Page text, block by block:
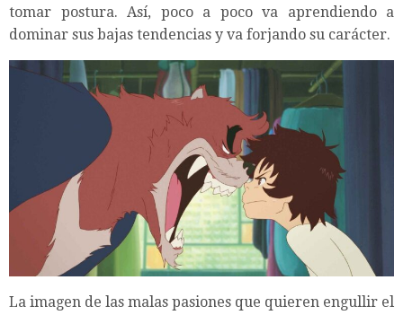
tomar postura. Así, poco a poco va aprendiendo a
dominar sus bajas tendencias y va forjando su carácter.
La imagen de las malas pasiones que quieren engullir el